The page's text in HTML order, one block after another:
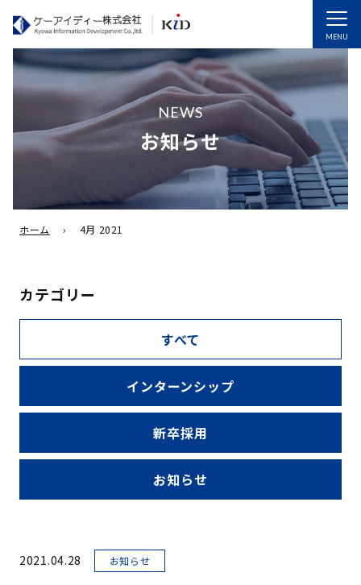
MENU
NEWS
お知らせ
ホーム › 4月 2021
カテゴリー
すべて
インターンシップ
新卒採用
お知らせ
2021.04.28 お知らせ